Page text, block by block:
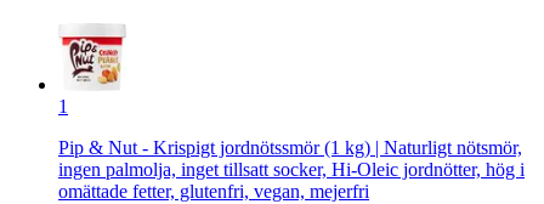
1
Pip & Nut - Krispigt jordnötssmör (1 kg) | Naturligt nötsmör,
ingen palmolja, inget tillsatt socker, Hi-Oleic jordnötter, hög i
omättade fetter, glutenfri, vegan, mejerfri